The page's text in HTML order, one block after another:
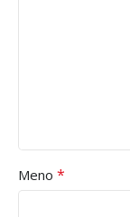
Meno *